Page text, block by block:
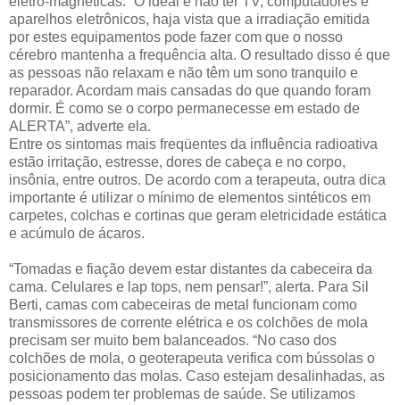
aparelhos eletrônicos, haja vista que a irradiação emitida
por estes equipamentos pode fazer com que o nosso
cérebro mantenha a frequência alta. O resultado disso é que
as pessoas não relaxam e não têm um sono tranquilo e
reparador. Acordam mais cansadas do que quando foram
dormir. É como se o corpo permanecesse em estado de
ALERTA”, adverte ela.
Entre os sintomas mais freqüentes da influência radioativa
estão irritação, estresse, dores de cabeça e no corpo,
insônia, entre outros. De acordo com a terapeuta, outra dica
importante é utilizar o mínimo de elementos sintéticos em
carpetes, colchas e cortinas que geram eletricidade estática
e acúmulo de ácaros.
“Tomadas e fiação devem estar distantes da cabeceira da
cama. Celulares e lap tops, nem pensar!”, alerta. Para Sil
Berti, camas com cabeceiras de metal funcionam como
transmissores de corrente elétrica e os colchões de mola
precisam ser muito bem balanceados. “No caso dos
colchões de mola, o geoterapeuta verifica com bússolas o
posicionamento das molas. Caso estejam desalinhadas, as
pessoas podem ter problemas de saúde. Se utilizamos